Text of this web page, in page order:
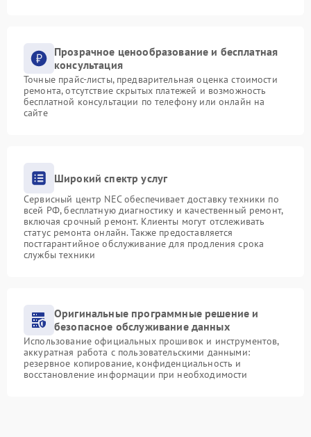
Прозрачное ценообразование и бесплатная
консультация
Точные прайс-листы, предварительная оценка стоимости
ремонта, отсутствие скрытых платежей и возможность
бесплатной консультации по телефону или онлайн на
сайте
Широкий спектр услуг
Сервисный центр NEC обеспечивает доставку техники по
всей РФ, бесплатную диагностику и качественный ремонт,
включая срочный ремонт. Клиенты могут отслеживать
статус ремонта онлайн. Также предоставляется
постгарантийное обслуживание для продления срока
службы техники
Оригинальные программные решение и
безопасное обслуживание данных
Использование официальных прошивок и инструментов,
аккуратная работа с пользовательскими данными:
резервное копирование, конфиденциальность и
восстановление информации при необходимости